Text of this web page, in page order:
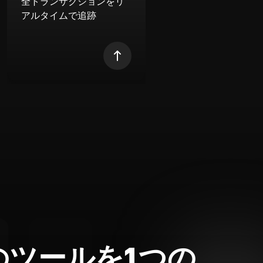
アルタイムで追跡